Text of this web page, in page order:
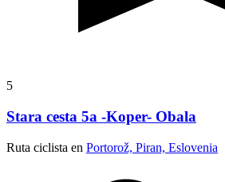
5
Stara cesta 5a -Koper- Obala
Ruta ciclista en Portorož, Piran, Eslovenia